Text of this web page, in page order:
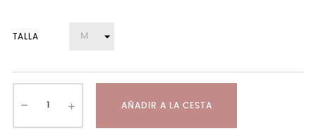
TALLA
AÑADIR A LA CESTA